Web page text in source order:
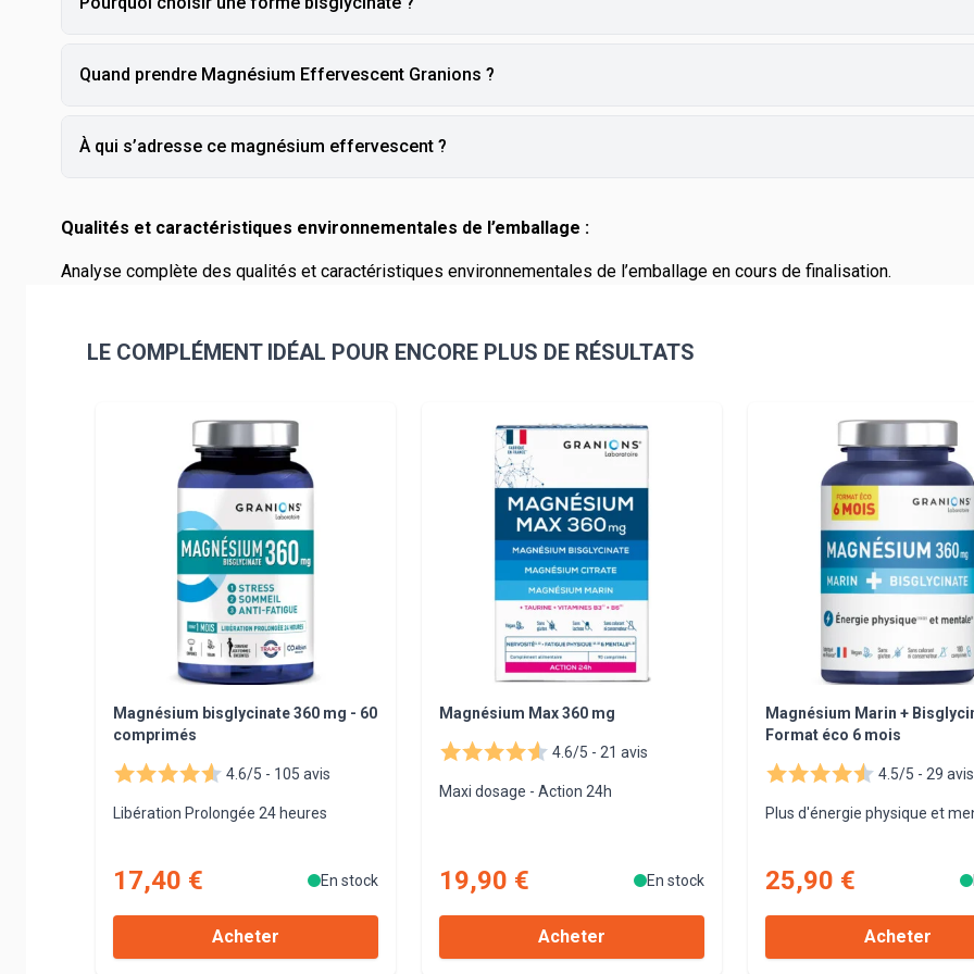
Quand prendre Magnésium Effervescent Granions ?
À qui s’adresse ce magnésium effervescent ?
Qualités et caractéristiques environnementales de l’emballage :
Analyse complète des qualités et caractéristiques environnementales de l’emballage en cours de finalisation.
LE COMPLÉMENT IDÉAL POUR ENCORE PLUS DE RÉSULTATS
Navigating through the elements of the carousel is possible using the tab key. You can skip the carousel or go
Magnésium bisglycinate 360 mg - 60
comprimés
4.6/5 - 105 avis
Libération Prolongée 24 heures
17,40 € En stock
Acheter
Magnésium Max 360 mg
4.6/5 - 21 avis
Maxi dosage - Action 24h
19,90 € En stock
Acheter
Magnésium Marin +
Format éco 6 mois
4.5/5 - 29 avis
Plus d'énergie physique et
25,90 €
Acheter